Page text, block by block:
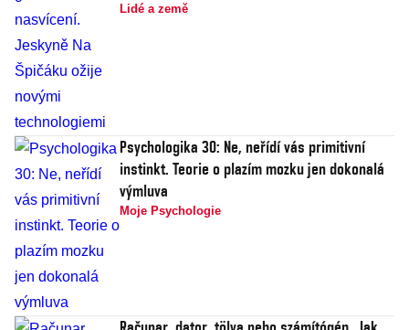
Lidé a země
Psychologika 30: Ne, neřídí vás primitivní
instinkt. Teorie o plazím mozku jen dokonalá
výmluva
Moje Psychologie